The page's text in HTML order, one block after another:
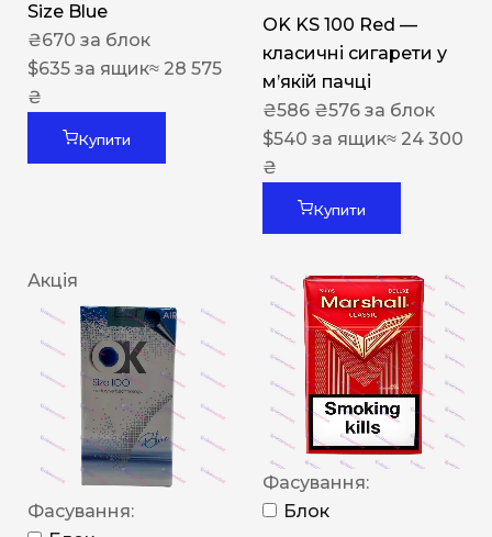
Size Blue
₴670 за блок
$635 за ящик≈ 28 575
₴
Купити
OK KS 100 Red —
класичні сигарети у
м’якій пачці
₴586 ₴576 за блок
$540 за ящик≈ 24 300
₴
Купити
Акція
Фасування:
Фасування:
Блок